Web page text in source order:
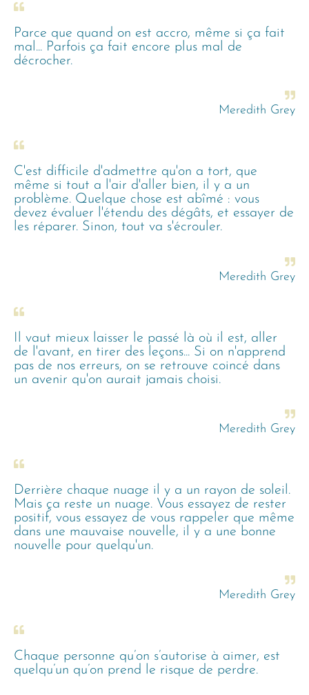
Parce que quand on est accro, même si ça fait
mal... Parfois ça fait encore plus mal de
décrocher.
Meredith Grey
C'est difficile d'admettre qu'on a tort, que
même si tout a l'air d'aller bien, il y a un
problème. Quelque chose est abîmé : vous
devez évaluer l'étendu des dégâts, et essayer de
les réparer. Sinon, tout va s'écrouler.
Meredith Grey
Il vaut mieux laisser le passé là où il est, aller
de l'avant, en tirer des leçons... Si on n'apprend
pas de nos erreurs, on se retrouve coincé dans
un avenir qu'on aurait jamais choisi.
Meredith Grey
Derrière chaque nuage il y a un rayon de soleil.
Mais ça reste un nuage. Vous essayez de rester
positif, vous essayez de vous rappeler que même
dans une mauvaise nouvelle, il y a une bonne
nouvelle pour quelqu'un.
Meredith Grey
Chaque personne qu’on s’autorise à aimer, est
quelqu’un qu’on prend le risque de perdre.